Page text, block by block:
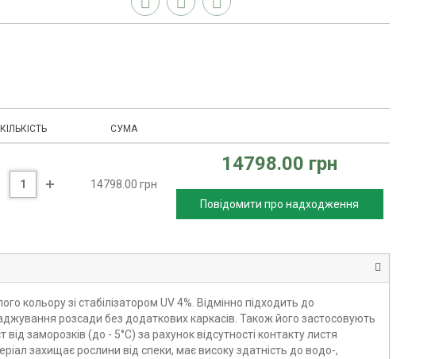
КІЛЬКІСТЬ СУМА
14798.00 грн
14798.00 грн
Повідомити про надходження
кольору зі стабілізатором UV 4%. Відмінно підходить до
розсади без додаткових каркасів. Також його застосовують
заморозків (до - 5°С) за рахунок відсутності контакту листя
захищає рослини від спеки, має високу здатність до водо-,